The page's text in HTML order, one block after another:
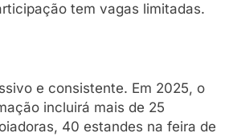
tem vagas limitadas.
e consistente. Em 2025, o
incluirá mais de 25
40 estandes na feira de